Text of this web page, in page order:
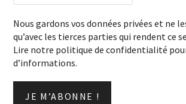
Nous gardons vos données privées et ne
qu’avec les tierces parties qui rendent ce
Lire notre politique de confidentialité
d’informations.